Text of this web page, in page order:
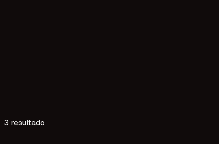
3 resultado